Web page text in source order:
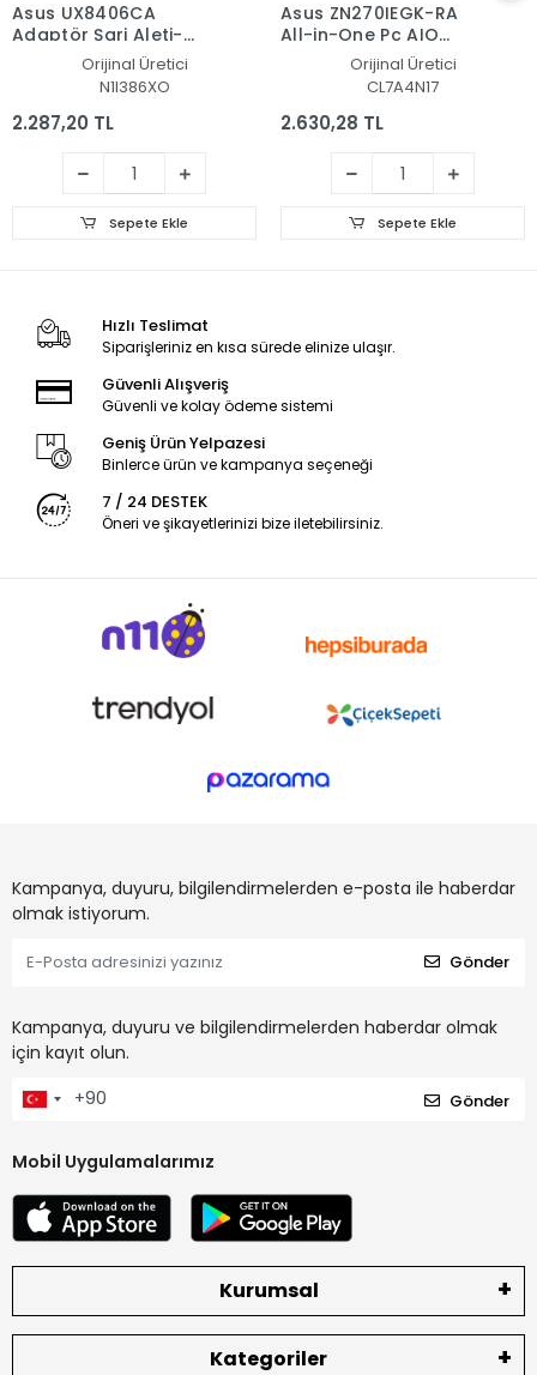
Asus UX8406CA
Adaptör Şarj Aleti-
Orijinal Üretici
N1I386XO
2.287,20 TL
Sepete Ekle
Asus ZN270IEGK-RA
All-in-One Pc AIO
Adaptör Şarj Aleti-
Orijinal Üretici
CL7A4N17
2.630,28 TL
Sepete Ekle
Hızlı Teslimat
Siparişleriniz en kısa sürede elinize ulaşır.
Güvenli Alışveriş
Güvenli ve kolay ödeme sistemi
Geniş Ürün Yelpazesi
Binlerce ürün ve kampanya seçeneği
7 / 24 DESTEK
Öneri ve şikayetlerinizi bize iletebilirsiniz.
Kampanya, duyuru, bilgilendirmelerden e-posta ile haberdar
olmak istiyorum.
Gönder
Kampanya, duyuru ve bilgilendirmelerden haberdar olmak
için kayıt olun.
Gönder
Mobil Uygulamalarımız
Kurumsal
Kategoriler